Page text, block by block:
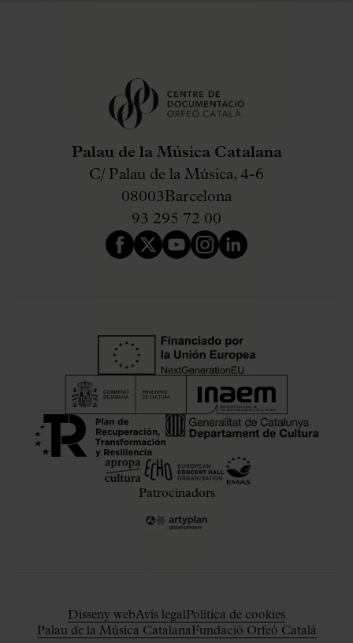
Palau de la Música Catalana
C/ Palau de la Música, 4-6
08003Barcelona
93 295 72 00
Patrocinadors
Disseny webAvís legalPolítica de cookies
Palau de la Música CatalanaFundació Orfeó Català